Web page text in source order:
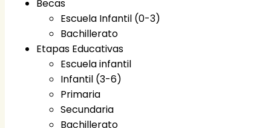
Etapas educativas
Escuela infantil
Infantil (3-6)
Primaria
Secundaria
Bachillerato
Becas
Escuela Infantil (0-3)
Becas
Escuela Infantil (0-3)
Bachillerato
Etapas Educativas
Escuela infantil
Infantil (3-6)
Primaria
Secundaria
Bachillerato